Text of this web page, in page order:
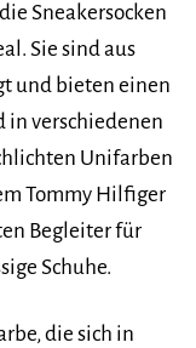
Sneakersocken
Sie sind aus
und bieten einen
in verschiedenen
Unifarben
Tommy Hilfiger
Begleiter für
Schuhe.
die sich in